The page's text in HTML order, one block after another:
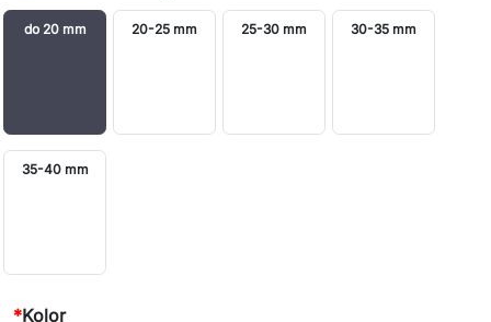
do 20 mm 20-25 mm 25-30 mm 30-35 mm
35-40 mm
*Kolor